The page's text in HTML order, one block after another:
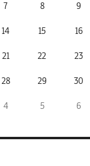
7 8 9
14 15 16
21 22 23
28 29 30
4 5 6